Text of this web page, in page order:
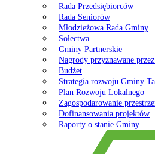
Rada Przedsiębiorców
Rada Seniorów
Młodzieżowa Rada Gminy
Sołectwa
Gminy Partnerskie
Nagrody przyznawane
Budżet
Strategia rozwoju Gminy
Plan Rozwoju Lokalnego
Zagospodarowanie
Dofinansowania projektów
Raporty o stanie Gminy